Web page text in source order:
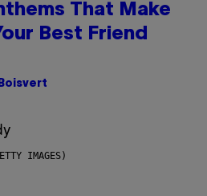
That Make
Best Friend
IMAGES)